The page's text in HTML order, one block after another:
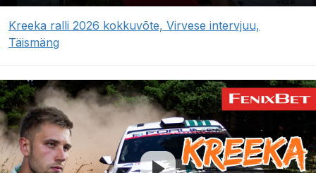
Kreeka ralli 2026 kokkuvõte, Virvese intervjuu,
Täismäng